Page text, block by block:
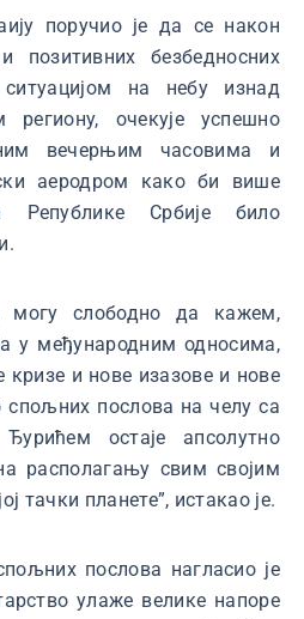
поручио је да се након
позитивних безбедносних
на небу изнад
очекује успешно
вечерњим часовима и
аеродром како би више
Републике Србије било
могу слободно да кажем,
у међународним односима,
кризе и нове изазове и нове
спољних послова на челу са
остаје апсолутно
располагању свим својим
тачки планете”, истакао је.
послова нагласио је
улаже велике напоре